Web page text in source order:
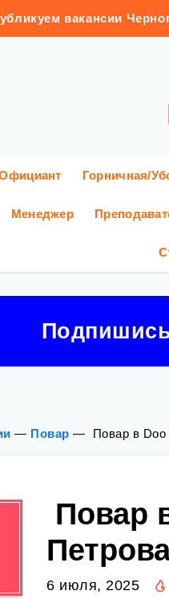
вакансии
Горничная/
Менеджер
— Повар — Повар в
Повар
6 июля, 2025